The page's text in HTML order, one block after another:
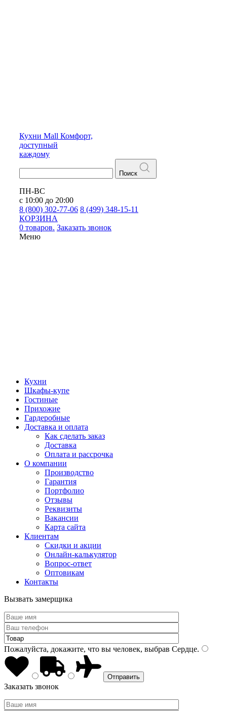
Кухни Mall Комфорт,
доступный
каждому
Поиск
ПН-ВС
с 10:00 до 20:00
8 (800) 302-77-06 8 (499) 348-15-11
КОРЗИНА
0 товаров. Заказать звонок
Меню
Кухни
Шкафы-купе
Гостиные
Прихожие
Гардеробные
Доставка и оплата
Как сделать заказ
Доставка
Оплата и рассрочка
О компании
Производство
Гарантия
Портфолио
Отзывы
Реквизиты
Вакансии
Карта сайта
Клиентам
Скидки и акции
Онлайн-калькулятор
Вопрос-ответ
Оптовикам
Контакты
Вызвать замерщика
Пожалуйста, докажите, что вы человек, выбрав Сердце.
Заказать звонок